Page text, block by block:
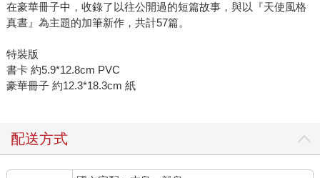
在豪華冊子中，收錄了以往公開過的短篇故事，與以『天使風格
真晝』為主題的加筆新作，共計57篇。
特裝版
書卡 約5.9*12.8cm PVC
豪華冊子 約12.3*18.3cm 紙
配送方式